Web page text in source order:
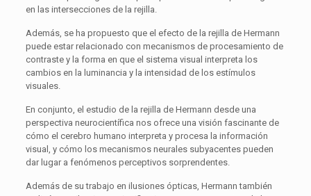
en las intersecciones de la rejilla.
Además, se ha propuesto que el efecto de la rejilla de Hermann
puede estar relacionado con mecanismos de procesamiento de
contraste y la forma en que el sistema visual interpreta los
cambios en la luminancia y la intensidad de los estímulos
visuales.
En conjunto, el estudio de la rejilla de Hermann desde una
perspectiva neurocientífica nos ofrece una visión fascinante de
cómo el cerebro humano interpreta y procesa la información
visual, y cómo los mecanismos neurales subyacentes pueden
dar lugar a fenómenos perceptivos sorprendentes.
Además de su trabajo en ilusiones ópticas, Hermann también